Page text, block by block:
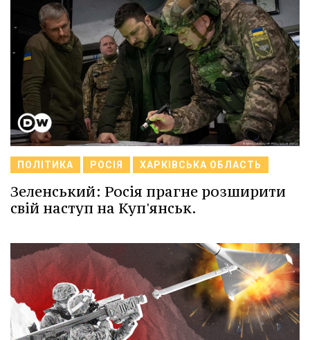
ПОЛІТИКА РОСІЯ ХАРКІВСЬКА ОБЛАСТЬ
Зеленський: Росія прагне розширити
свій наступ на Куп'янськ.